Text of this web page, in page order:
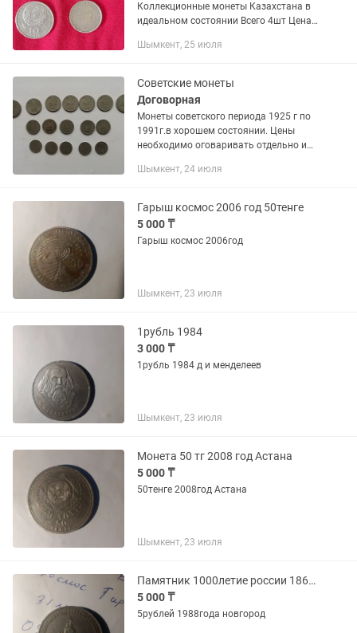
Коллекционные монеты Казахстана в
идеальном состоянии Всего 4шт Цена
отдельности 1)1 тенге , тенге...
Шымкент, 25 июля
Советские монеты
Договорная
Монеты советского периода 1925 г по
1991г.в хорошем состоянии. Цены
необходимо оговаривать отдельно и
ценности, редкости и номинала.
Шымкент, 24 июля
Гарыш космос 2006 год 50тенге
5 000 ₸
Гарыш космос 2006год
Шымкент, 23 июля
1рубль 1984
3 000 ₸
1рубль 1984 д и менделеев
Шымкент, 23 июля
Монета 50 тг 2008 год Астана
5 000 ₸
50тенге 2008год Астана
Шымкент, 23 июля
Памятник 1000летие россии 1862 новгород
5 000 ₸
5рублей 1988года новгород